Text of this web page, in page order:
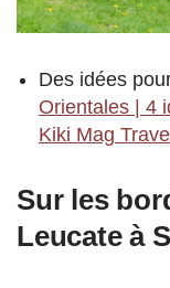
Des idées
Orientales | 4
Kiki Mag
Sur les
Leucate à